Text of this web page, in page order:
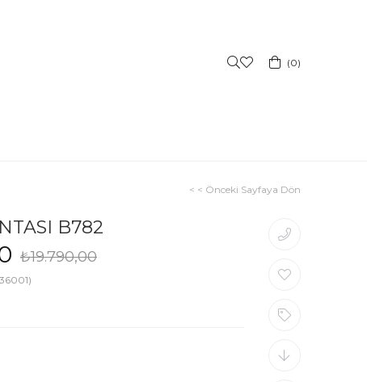
0
< < Önceki Sayfaya Dön
B782
₺19.790,00